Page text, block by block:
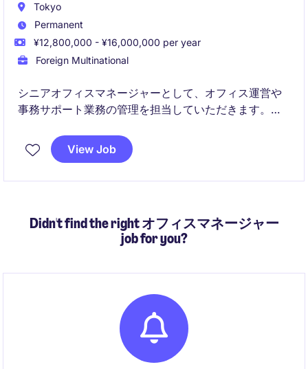
Tokyo
Permanent
¥12,800,000 - ¥16,000,000 per year
Foreign Multinational
シニアオフィスマネージャーとして、オフィス運営や
事務サポート業務の管理を担当していただきます。テ
で円滑な業務遂行を目指します。
View Job
Didn't find the right オフィスマネージャー
job for you?